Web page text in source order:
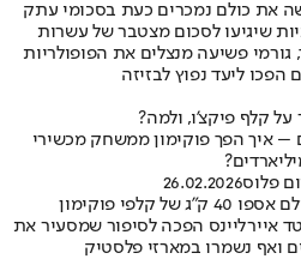
את כולם נמכרים כעת בסכומי עתק
שיגיעו לסכום מצטבר של עשרות
גורמי פשיעה מנצלים את הפופולריות
הפכו ליעד נפוץ לבזיזה
– איך הפך פוקימון ממשחק מכשירי
פלוס26.02.2026
פוקימון
איירליינס הפכה לסיפור שמסעיר את
ואף נשמרו במארזי פלסטיק